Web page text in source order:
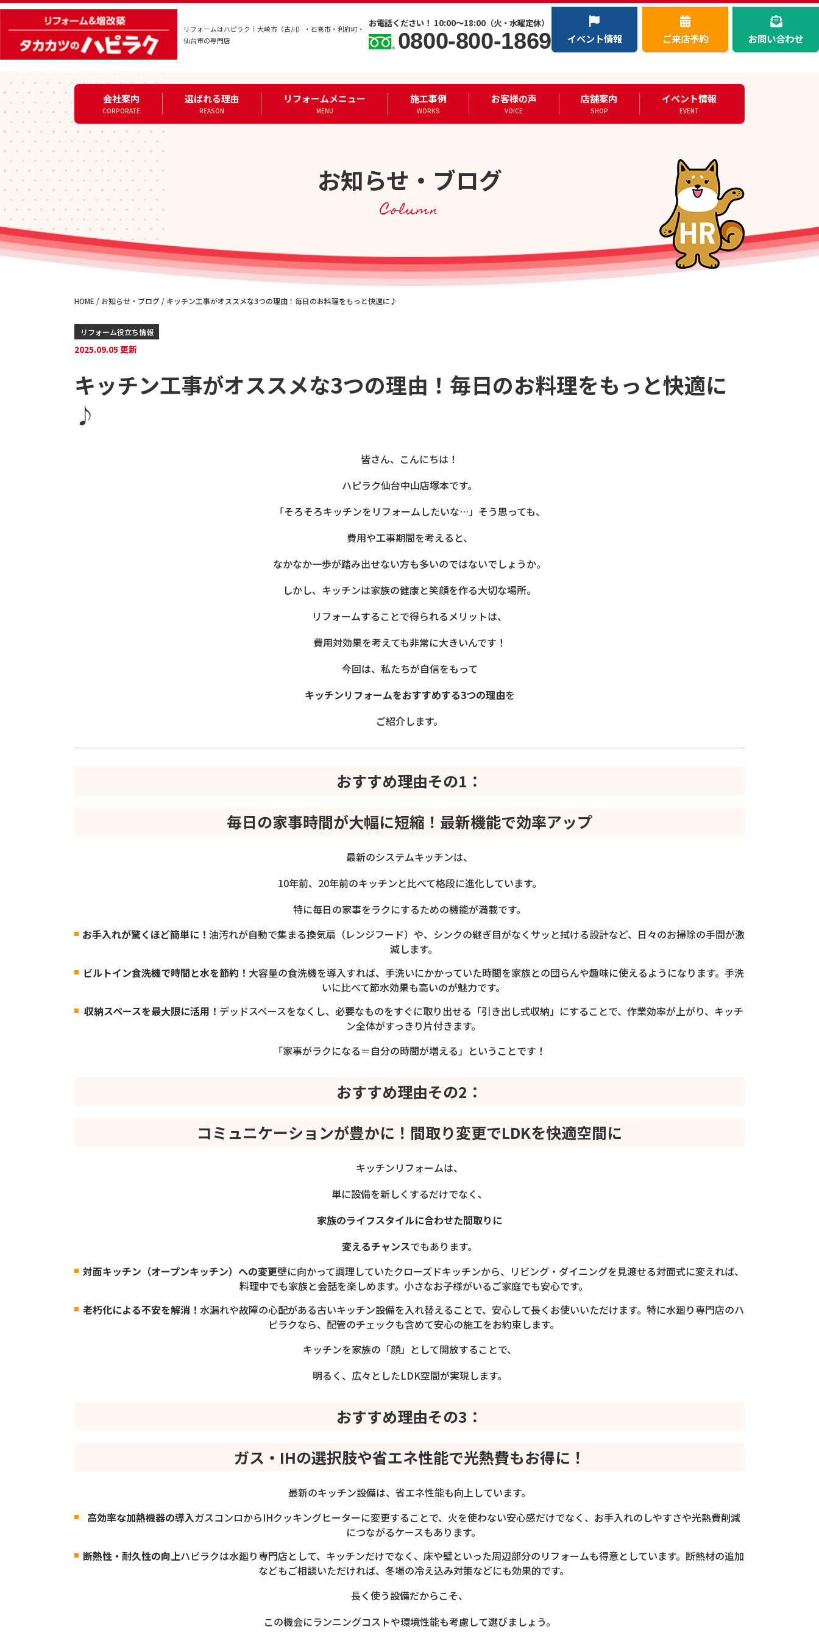
リフォームはハピラク｜大崎市（古川）・石巻市・利府町・
仙台市の専門店
お電話ください！ 10:00～18:00（火・水曜定休）
0800-800-1869 イベント情報 ご来店予約 お問い合わせ
会社案内
CORPORATE
選ばれる理由
REASON
リフォームメニュー
MENU
施工事例
WORKS
お客様の声
VOICE
店舗案内
SHOP
イベント情報
EVENT
お知らせ・ブログ
Column
HOME / お知らせ・ブログ / キッチン工事がオススメな3つの理由！毎日のお料理をもっと快適に♪
リフォーム役立ち情報
2025.09.05 更新
キッチン工事がオススメな3つの理由！毎日のお料理をもっと快適に
♪
皆さん、こんにちは！
ハピラク仙台中山店塚本です。
「そろそろキッチンをリフォームしたいな…」そう思っても、
費用や工事期間を考えると、
なかなか一歩が踏み出せない方も多いのではないでしょうか。
しかし、キッチンは家族の健康と笑顔を作る大切な場所。
リフォームすることで得られるメリットは、
費用対効果を考えても非常に大きいんです！
今回は、私たちが自信をもって
キッチンリフォームをおすすめする3つの理由を
ご紹介します。
おすすめ理由その1：
毎日の家事時間が大幅に短縮！最新機能で効率アップ
最新のシステムキッチンは、
10年前、20年前のキッチンと比べて格段に進化しています。
特に毎日の家事をラクにするための機能が満載です。
お手入れが驚くほど簡単に！ 油汚れが自動で集まる換気扇（レンジフード）や、シンクの継ぎ目がなくサッと拭ける設計など、日々のお掃除の手間が激
減します。
ビルトイン食洗機で時間と水を節約！ 大容量の食洗機を導入すれば、手洗いにかかっていた時間を家族との団らんや趣味に使えるようになります。手洗
いに比べて節水効果も高いのが魅力です。
収納スペースを最大限に活用！ デッドスペースをなくし、必要なものをすぐに取り出せる「引き出し式収納」にすることで、作業効率が上がり、キッチ
ン全体がすっきり片付きます。
「家事がラクになる＝自分の時間が増える」ということです！
おすすめ理由その2：
コミュニケーションが豊かに！間取り変更でLDKを快適空間に
キッチンリフォームは、
単に設備を新しくするだけでなく、
家族のライフスタイルに合わせた間取りに
変えるチャンスでもあります。
対面キッチン（オープンキッチン）への変更壁に向かって調理していたクローズドキッチンから、リビング・ダイニングを見渡せる対面式に変えれば、
料理中でも家族と会話を楽しめます。小さなお子様がいるご家庭でも安心です。
老朽化による不安を解消！ 水漏れや故障の心配がある古いキッチン設備を入れ替えることで、安心して長くお使いいただけます。特に水廻り専門店のハ
ピラクなら、配管のチェックも含めて安心の施工をお約束します。
キッチンを家族の「顔」として開放することで、
明るく、広々としたLDK空間が実現します。
おすすめ理由その3：
ガス・IHの選択肢や省エネ性能で光熱費もお得に！
最新のキッチン設備は、省エネ性能も向上しています。
高効率な加熱機器の導入ガスコンロからIHクッキングヒーターに変更することで、火を使わない安心感だけでなく、お手入れのしやすさや光熱費削減
につながるケースもあります。
断熱性・耐久性の向上ハピラクは水廻り専門店として、キッチンだけでなく、床や壁といった周辺部分のリフォームも得意としています。断熱材の追加
などもご相談いただければ、冬場の冷え込み対策などにも効果的です。
長く使う設備だからこそ、
この機会にランニングコストや環境性能も考慮して選びましょう。